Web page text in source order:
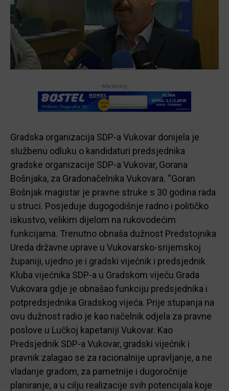
-Marketing-
Gradska organizacija SDP-a Vukovar donijela je
službenu odluku o kandidaturi predsjednika
gradske organizacije SDP-a Vukovar, Gorana
Bošnjaka, za Gradonačelnika Vukovara. “Goran
Bošnjak magistar je pravne struke s 30 godina rada
u struci. Posjeduje dugogodišnje radno i političko
iskustvo, velikim dijelom na rukovodećim
funkcijama. Trenutno obnaša dužnost Predstojnika
Ureda državne uprave u Vukovarsko-srijemskoj
županiji, ujedno je i gradski vijećnik i predsjednik
Kluba vijećnika SDP-a u Gradskom vijeću Grada
Vukovara gdje je obnašao funkciju predsjednika i
potpredsjednika Gradskog vijeća. Prije stupanja na
ovu dužnost radio je kao načelnik odjela za pravne
poslove u Lučkoj kapetaniji Vukovar. Kao
Predsjednik SDP-a Vukovar, gradski vijećnik i
pravnik zalagao se za racionalnije upravljanje, a ne
vladanje gradom, za pametnije i dugoročnije
planiranje, a u cilju realizacije svih potencijala koje